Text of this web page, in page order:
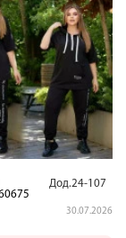
Дод.24-107
30.07.2026